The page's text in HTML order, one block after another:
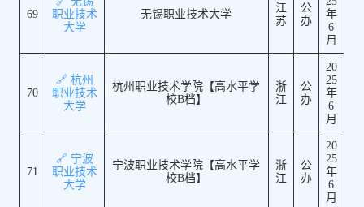
69
职业技术
大学
无锡职业技术大学
江
苏
公
办
年
6
月
70
🔗 杭州
职业技术
大学
杭州职业技术学院【高水平学
校B档】
浙
江
公
办
20
25
年
6
月
71
🔗 宁波
职业技术
大学
宁波职业技术学院【高水平学
校B档】
浙
江
公
办
20
25
年
6
月